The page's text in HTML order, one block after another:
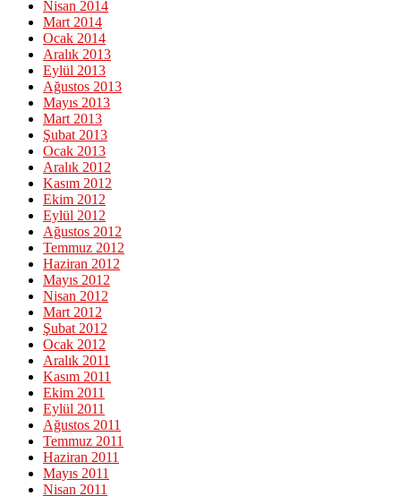
Nisan 2014
Mart 2014
Ocak 2014
Aralık 2013
Eylül 2013
Ağustos 2013
Mayıs 2013
Mart 2013
Şubat 2013
Ocak 2013
Aralık 2012
Kasım 2012
Ekim 2012
Eylül 2012
Ağustos 2012
Temmuz 2012
Haziran 2012
Mayıs 2012
Nisan 2012
Mart 2012
Şubat 2012
Ocak 2012
Aralık 2011
Kasım 2011
Ekim 2011
Eylül 2011
Ağustos 2011
Temmuz 2011
Haziran 2011
Mayıs 2011
Nisan 2011